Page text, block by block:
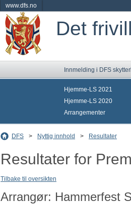
www.dfs.no
Det
Innmelding i DFS
Hjemme-LS 2021
Hjemme-LS 2020
Arrangementer
DFS > Nyttig innhold > Resultater
Resultater for
Tilbake til oversikten
Arrangør: Hammerfest